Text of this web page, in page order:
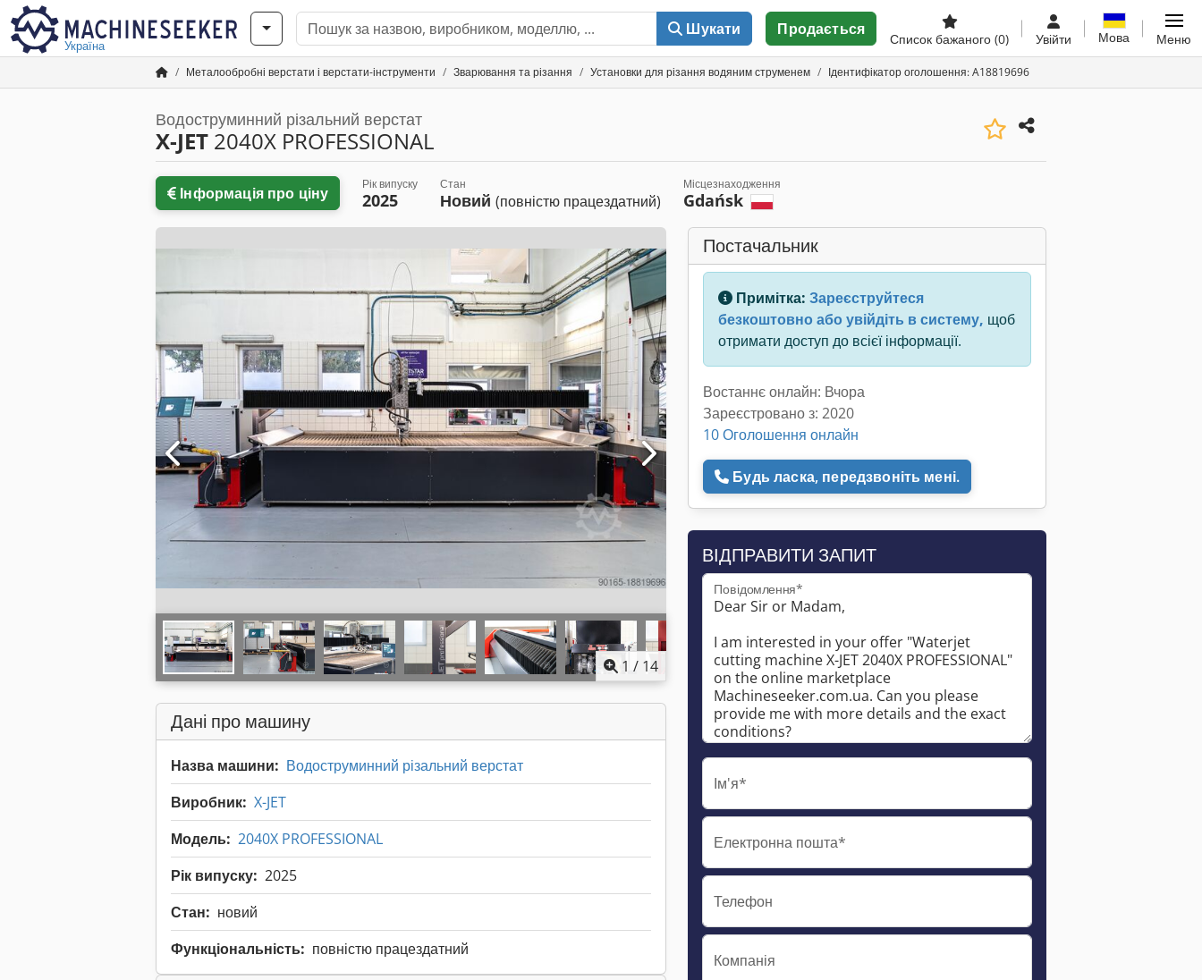
Україна
Шукати Продається
Список бажаного (0) Увійти Мова Меню
Металообробні верстати і верстати-інструменти Зварювання та різання Установки для різання водяним струменем Ідентифікатор оголошення: A18819696
Водоструминний різальний верстат
X-JET 2040X PROFESSIONAL
Інформація про ціну Рік випуску
2025
Стан
Новий(повністю працездатний)
Місцезнаходження
Gdańsk
1 / 14
Дані про машину
Назва машини: Водоструминний різальний верстат
Виробник: X-JET
Модель: 2040X PROFESSIONAL
Рік випуску: 2025
Стан: новий
Функціональність: повністю працездатний
Постачальник
Примітка: Зареєструйтеся
безкоштовно або увійдіть в систему, щоб
отримати доступ до всієї інформації.
Востаннє онлайн: Вчора
Зареєстровано з: 2020
10 Оголошення онлайн
Будь ласка, передзвоніть мені.
ВІДПРАВИТИ ЗАПИТ
Повідомлення*
Ім'я*
Електронна пошта*
Телефон
Компанія